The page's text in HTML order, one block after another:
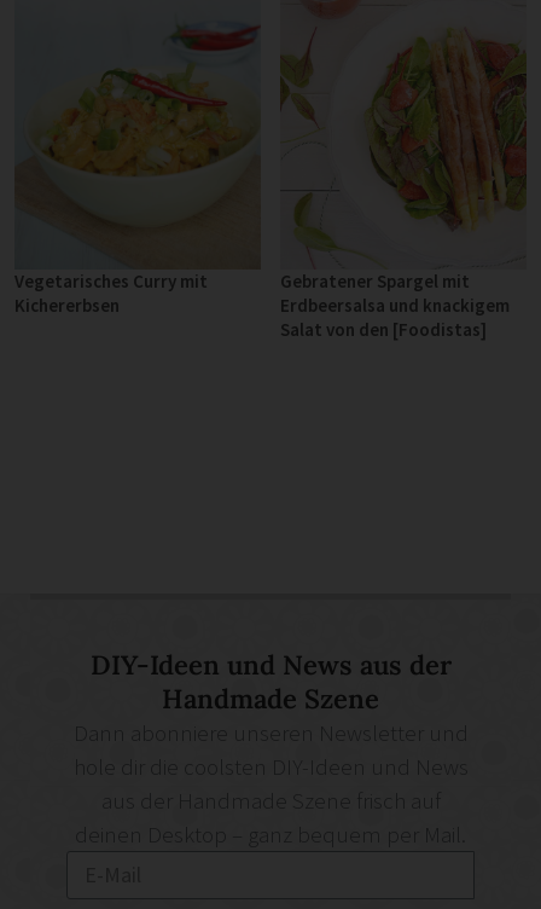
Vegetarisches Curry mit
Kichererbsen
Gebratener Spargel mit
Erdbeersalsa und kna­cki­gem
Salat von den [Foodistas]
DIY-Ideen und News aus der
Handmade Szene
deinen Desktop – ganz bequem per Mail.